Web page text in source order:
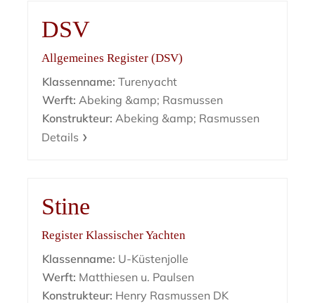
DSV
Allgemeines Register (DSV)
Klassenname: Turenyacht
Werft: Abeking &amp; Rasmussen
Konstrukteur: Abeking &amp; Rasmussen
Details
Stine
Register Klassischer Yachten
Klassenname: U-Küstenjolle
Werft: Matthiesen u. Paulsen
Konstrukteur: Henry Rasmussen DK